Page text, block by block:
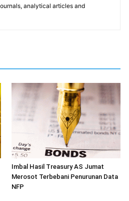
analytical articles and
Imbal Hasil Treasury AS Jumat
Merosot Terbebani Penurunan Data
NFP